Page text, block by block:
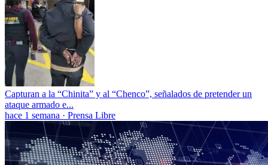
Capturan a la “Chinita” y al “Chenco”, señalados de pretender un
ataque armado e...
hace 1 semana · Prensa Libre